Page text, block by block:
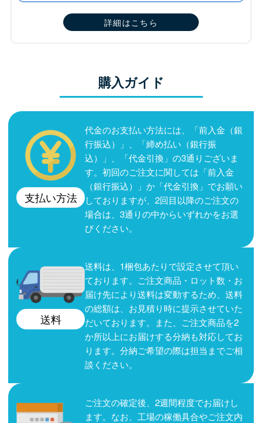
詳細はこちら
購入ガイド
支払い方法
代金のお支払い方法には、「前入金（銀
行振込）」、「締め払い（銀行振
込）」、「代金引換」の3通りございま
す。初回のご注文に関しては「前入金
（銀行振込）」か「代金引換」でお願い
しておりますが、2回目以降のご注文の
場合は、3通りの中からいずれかをお選
びください。
送料
送料は、1梱包あたりで設定させて頂い
ております。ご注文商品・ロット数・お
届け先により送料は変動するため、送料
の総額は、お見積り時に提示させていた
だいております。また、ご注文商品を2
か所以上にお届けする分納も対応してお
ります。分納ご希望の際は担当までご相
談ください。
ご注文の確定後、2週間程度でお届けし
ます。なお、工場の稼働具合やご注文内